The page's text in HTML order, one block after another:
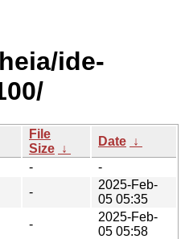
ide-
File
Size ↓
Date ↓
-
-
-
2025-Feb-
05 05:35
-
2025-Feb-
05 05:58